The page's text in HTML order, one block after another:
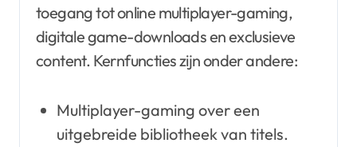
toegang tot online multiplayer-gaming,
digitale game-downloads en exclusieve
content. Kernfuncties zijn onder andere:
Multiplayer-gaming over een
uitgebreide bibliotheek van titels.